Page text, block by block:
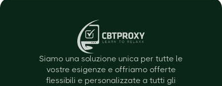
Siamo una soluzione unica per tutte le
vostre esigenze e offriamo offerte
flessibili e personalizzate a tutti gli